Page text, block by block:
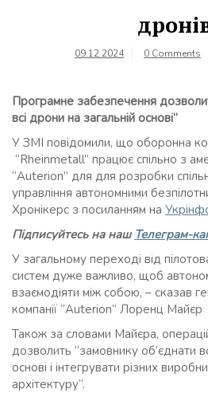
09.12.2024 0 Comments
Програмне забезпечення
всі дрони на загальній основі”
У ЗМІ повідомили, що оборонна
“Rheinmetall” працює спільно з
“Auterion” для для розробки
управління автономними
Хронікерс з посиланням на
Підписуйтесь на наш Телеграм-
У загальному переході від
систем дуже важливо, щоб
взаємодіяти між собою, – сказав
компанії “Auterion” Лоренц Майєр
Також за словами Майєра,
дозволить “замовнику об’єднати
основі і інтегрувати різних
архітектуру”.